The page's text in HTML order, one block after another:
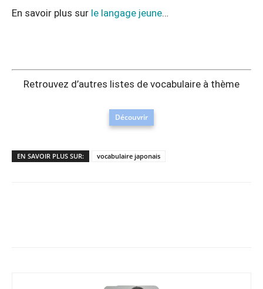
En savoir plus sur le langage jeune…
Retrouvez d’autres listes de vocabulaire à thème
Découvrir
EN SAVOIR PLUS SUR: vocabulaire japonais